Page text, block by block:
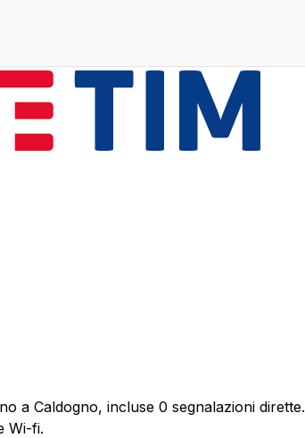
a Caldogno, incluse 0 segnalazioni dirette.
Wi-fi.